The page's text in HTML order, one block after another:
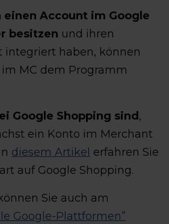
einen Account im Google
besitzen und ihren
integriert haben, können
MC dem Programm
Google Shopping sind ,
ein Konto im Merchant
diesem Artikel erfahren Sie
auf Google Shopping.
Sie auch am
Google-Plattformen”